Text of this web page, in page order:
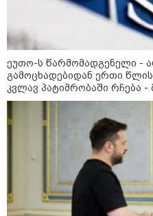
მეცნიერება
ეუთო-ს წარმომადგენელი -
გამოცხადებიდან ერთი
კვლავ პატიმრობაში რჩება
მთავრობას, მისი